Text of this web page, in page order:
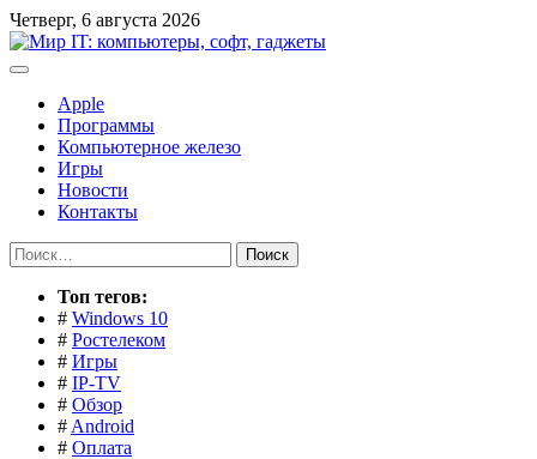
Перейти
к
содержимому
Четверг, 6 августа 2026
Apple
Программы
Компьютерное железо
Игры
Новости
Контакты
Найти:
Toп тегов:
# Windows 10
# Ростелеком
# Игры
# IP-TV
# Обзор
# Android
# Оплата